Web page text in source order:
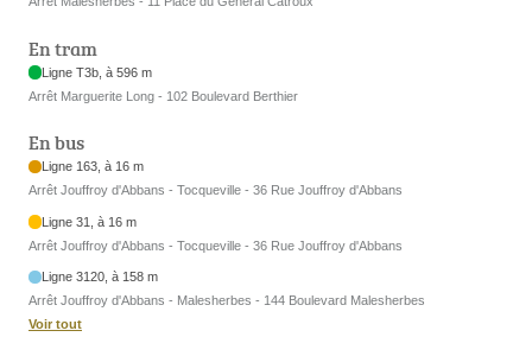
En tram
Ligne T3b, à 596 m
Arrêt Marguerite Long - 102 Boulevard Berthier
En bus
Ligne 163, à 16 m
Arrêt Jouffroy d'Abbans - Tocqueville - 36 Rue Jouffroy d'Abbans
Ligne 31, à 16 m
Arrêt Jouffroy d'Abbans - Tocqueville - 36 Rue Jouffroy d'Abbans
Ligne 3120, à 158 m
Arrêt Jouffroy d'Abbans - Malesherbes - 144 Boulevard Malesherbes
Voir tout